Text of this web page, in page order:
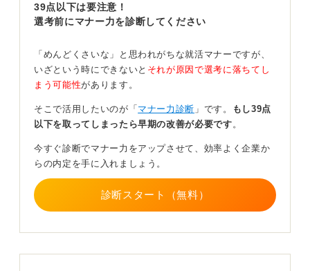
が決まったら退職願いを作成します。同僚や取引先へ退
職を伝えるタイミングに関しては、上司と相談したうえ
退職までの引き継ぎや関係者へ挨拶にまわる場合も
退職までの期間に関しては、業務の引き継ぎに関する資
料の作成や後任の担当者や関係者へ必要な情報を伝達し
や場合によっては実際にご挨拶に行くこともあります。
で再会することなどがあります。良好な関係性を保つこ
とが退職後のキャリアにも影響を与えます。照れ臭くて
は言葉で伝えましょう。
退職日と最終出勤日引き継ぎのスケジュールに関して上
39点以下は要注意！
選考前にマナー力を診断してください
「めんどくさいな」と思われがちな就活マナーですが、
いざという時にできないと それが原因で選考に落ちてし
まう可能性があります。
そこで活用したいのが「 マナー力診断 」です。
もし39点
以下を取ってしまったら早期の改善が必要です 。
今すぐ診断でマナー力をアップさせて、効率よく企業か
らの内定を手に入れましょう。
診断スタート（無料）